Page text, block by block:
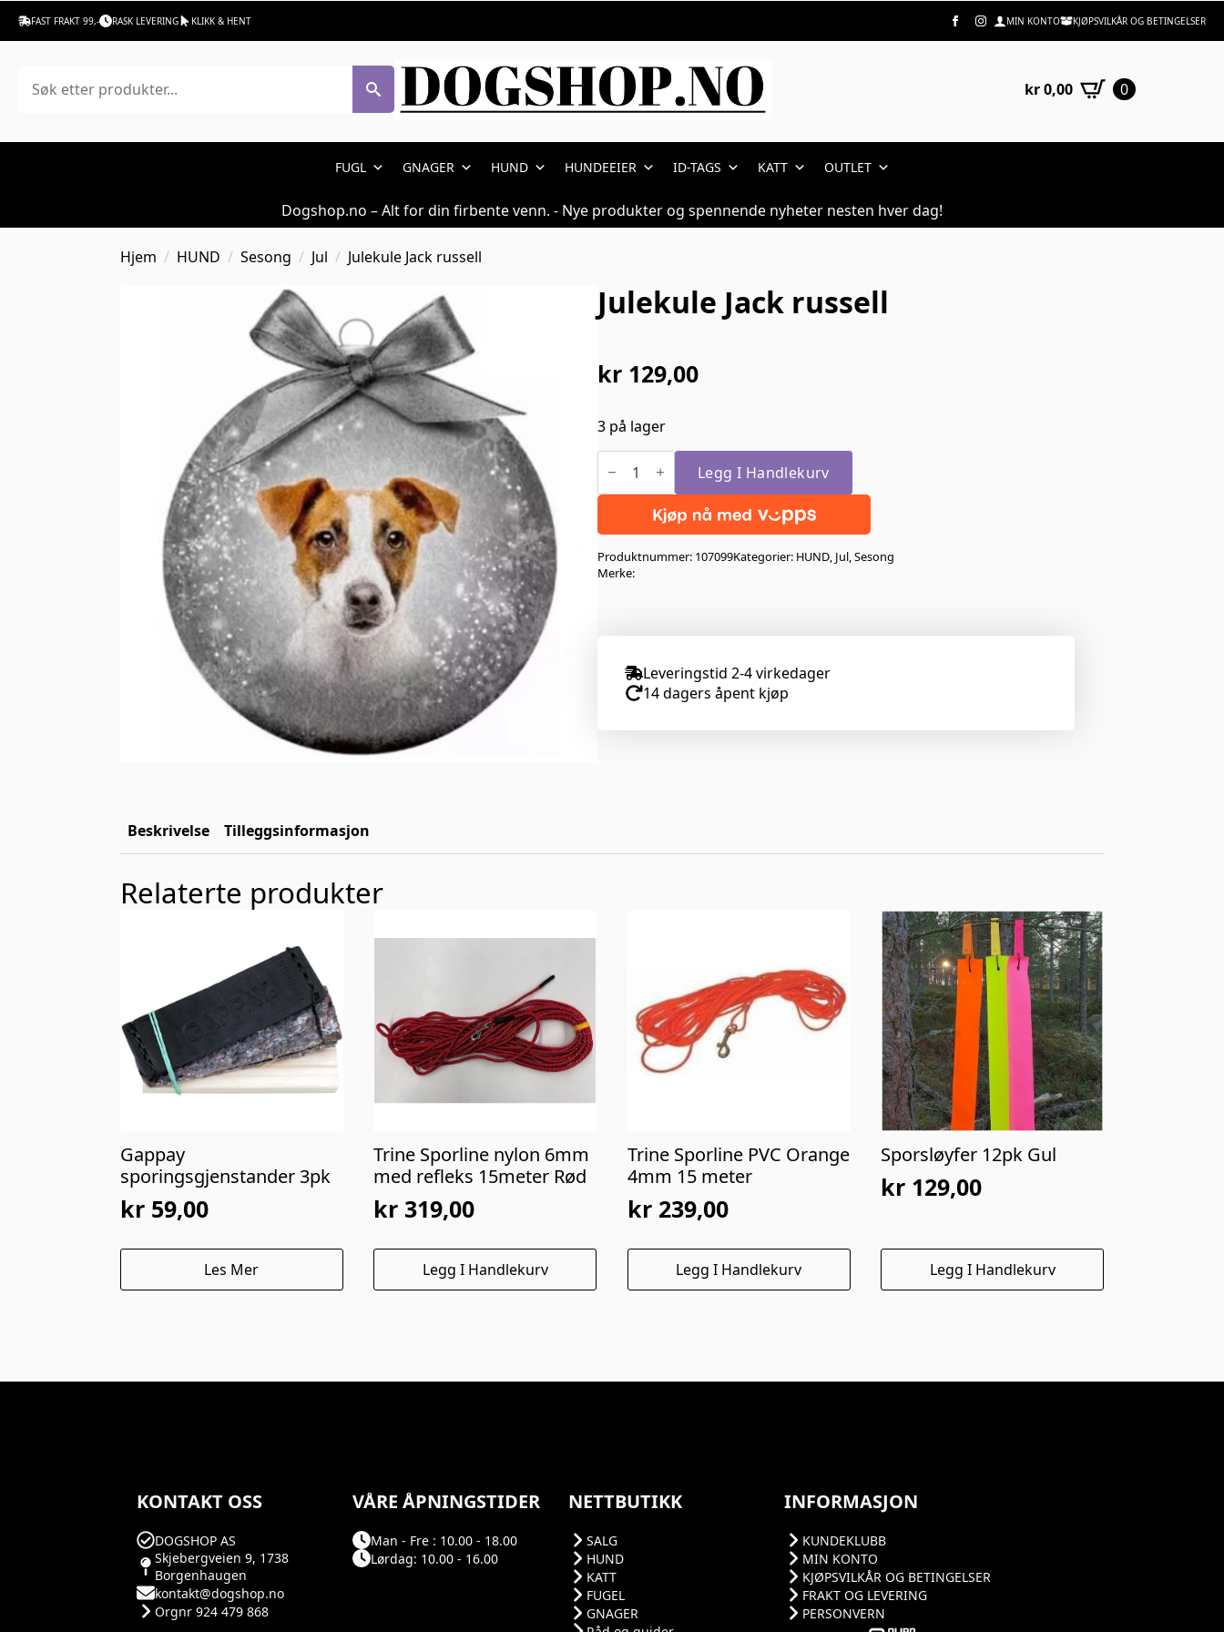
FAST FRAKT 99,- RASK LEVERING KLIKK & HENT MIN KONTO KJØPSVILKÅR OG BETINGELSER
kr0,00 0
FUGL GNAGER HUND HUNDEEIER ID-TAGS KATT OUTLET
Dogshop.no – Alt for din firbente venn. - Nye produkter og spennende nyheter nesten hver dag!
Hjem HUND Sesong Jul Julekule Jack russell
Julekule Jack russell
kr 129,00
3 på lager
Julekule
Jack
antall
Legg I Handlekurv
Produktnummer: 107099Kategorier: HUND, Jul,Sesong
Merke:
Leveringstid 2-4 virkedager
14 dagers åpent kjøp
Beskrivelse Tilleggsinformasjon
Relaterte produkter
Gappay
sporingsgjenstander 3pk
kr 59,00
Les Mer
Trine Sporline nylon 6mm
med refleks 15meter Rød
kr 319,00
Legg I Handlekurv
Trine Sporline PVC Orange
4mm 15 meter
kr239,00
Legg I Handlekurv
Sporsløyfer 12pk Gul
kr 129,00
Legg I Handlekurv
KONTAKT OSS
DOGSHOP AS
Skjebergveien 9, 1738
Borgenhaugen
kontakt@dogshop.no
Orgnr 924 479 868
VÅRE ÅPNINGSTIDER
Man - Fre : 10.00 - 18.00
Lørdag: 10.00 - 16.00
NETTBUTIKK
SALG
HUND
KATT
FUGEL
GNAGER
INFORMASJON
KUNDEKLUBB
MIN KONTO
KJØPSVILKÅR OG BETINGELSER
FRAKT OG LEVERING
PERSONVERN